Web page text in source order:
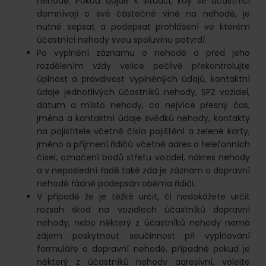
domnívají o své částečné vině na nehodě, je
nutné sepsat a podepsat prohlášení ve kterém
účastníci nehody svou spoluvinu potvrdí.
Po vyplnění záznamu o nehodě a před jeho
rozdělením vždy velice pečlivě překontrolujte
úplnost a pravdivost vyplněných údajů, kontaktní
údaje jednotlivých účastníků nehody, SPZ vozidel,
datum a místo nehody, co nejvíce přesný čas,
jména a kontaktní údaje svědků nehody, kontakty
na pojistitele včetně čísla pojištění a zelené karty,
jméno a příjmení řidičů včetně adres a telefonních
čísel, označení bodů střetu vozidel, nákres nehody
a v neposlední řadě také zda je záznam o dopravní
nehodě řádně podepsán oběma řidiči.
V případě že je těžké určit, či nedokážete určit
rozsah škod na vozidlech účastníků dopravní
nehody, nebo některý z účastníků nehody nemá
zájem poskytnout součinnost při vyplňování
formuláře o dopravní nehodě, případně pokud je
některý z účastníků nehody agresivní, volejte